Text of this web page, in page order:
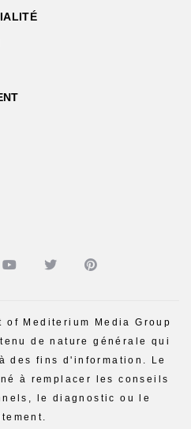
Mediterium Media Group
de nature générale qui
des fins d'information. Le
à remplacer les conseils
le diagnostic ou le